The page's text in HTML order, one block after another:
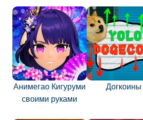
Анимегао Кигуруми
своими руками
Догкоины